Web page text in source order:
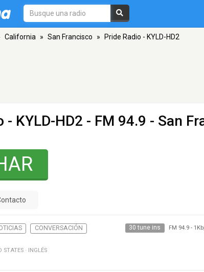
California » San Francisco » Pride Radio - KYLD-HD2
- KYLD-HD2 - FM 94.9 - San
CONVERSACIÓN 30 tune ins FM 94.9-
STATES · INGLÉS